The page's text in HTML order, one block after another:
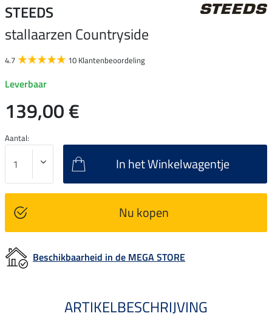
STEEDS
stallaarzen Countryside
4.7 10 Klantenbeoordeling
Leverbaar
139,00 €
Aantal:
In het Winkelwagentje
Nu kopen
Beschikbaarheid in de MEGA STORE
ARTIKELBESCHRIJVING